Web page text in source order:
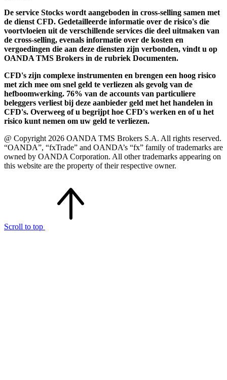
De service Stocks wordt aangeboden in cross-selling samen met
de dienst CFD. Gedetailleerde informatie over de risico's die
voortvloeien uit de verschillende services die deel uitmaken van
de cross-selling, evenals informatie over de kosten en
vergoedingen die aan deze diensten zijn verbonden, vindt u op
OANDA TMS Brokers in de rubriek Documenten.
CFD's zijn complexe instrumenten en brengen een hoog risico
met zich mee om snel geld te verliezen als gevolg van de
hefboomwerking. 76% van de accounts van particuliere
beleggers verliest bij deze aanbieder geld met het handelen in
CFD's. Overweeg of u begrijpt hoe CFD's werken en of u het
risico kunt nemen om uw geld te verliezen.
@ Copyright 2026 OANDA TMS Brokers S.A. All rights reserved.
“OANDA”, “fxTrade” and OANDA’s “fx” family of trademarks are
owned by OANDA Corporation. All other trademarks appearing on
this website are the property of their respective owner.
Scroll to top